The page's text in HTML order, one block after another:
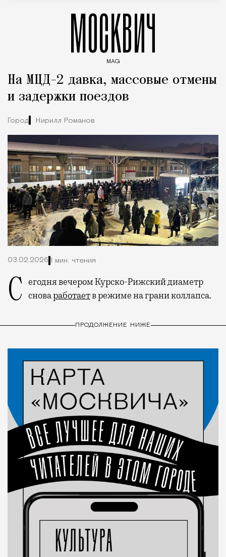
МОСКВИЧ
MAG
На МЦД-2 давка, массовые отмены
и задержки поездов
Город Кирилл Романов
03.02.2026 1 мин. чтения
Сегодня вечером Курско-Рижский диаметр сноваработаетв режиме на грани коллапса.
ПРОДОЛЖЕНИЕ НИЖЕ